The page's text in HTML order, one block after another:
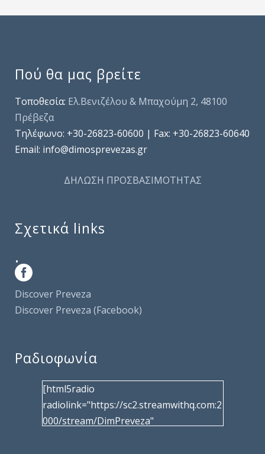
Πού θα μας βρείτε
Τοποθεσία: Ελ.Βενιζέλου & Μπαχούμη 2, 48100
Πρέβεζα
Τηλέφωνo: +30-26823-60600 | Fax: +30-26823-60640
Email: info@dimosprevezas.gr
ΔΗΛΩΣΗ ΠΡΟΣΒΑΣΙΜΟΤΗΤΑΣ
Σχετικά links
.
Discover Preveza
Discover Preveza (Facebook)
Ραδιοφωνία
[html5radio
radiolink="https://sc2.streamwithq.com:2
000/stream/DimPreveza"